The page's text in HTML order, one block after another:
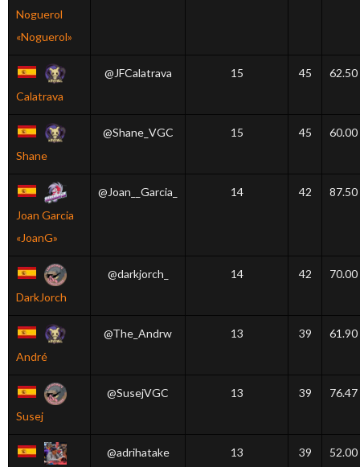
Noguerol
«Noguerol»
Calatrava
@JFCalatrava 15 45 62.50
Shane
@Shane_VGC 15 45 60.00
Joan Garcia
«JoanG»
@Joan__Garcia_ 14 42 87.50
DarkJorch
@darkjorch_ 14 42 70.00
André
@The_Andrw 13 39 61.90
Susej
@SusejVGC 13 39 76.47
@adrihatake 13 39 52.00